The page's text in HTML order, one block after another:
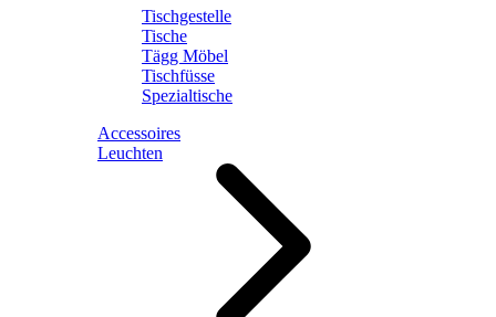
Tischgestelle
Tische
Tägg Möbel
Tischfüsse
Spezialtische
Accessoires
Leuchten